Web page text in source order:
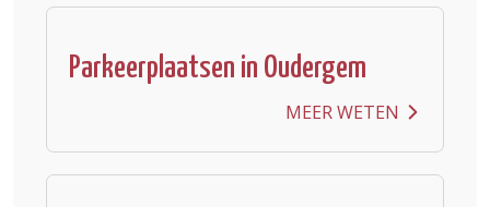
Parkeerplaatsen in Oudergem
MEER WETEN